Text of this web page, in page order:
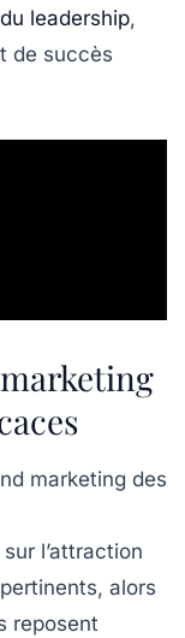
leadership,
de succès
marketing des
l’attraction
alors
reposent